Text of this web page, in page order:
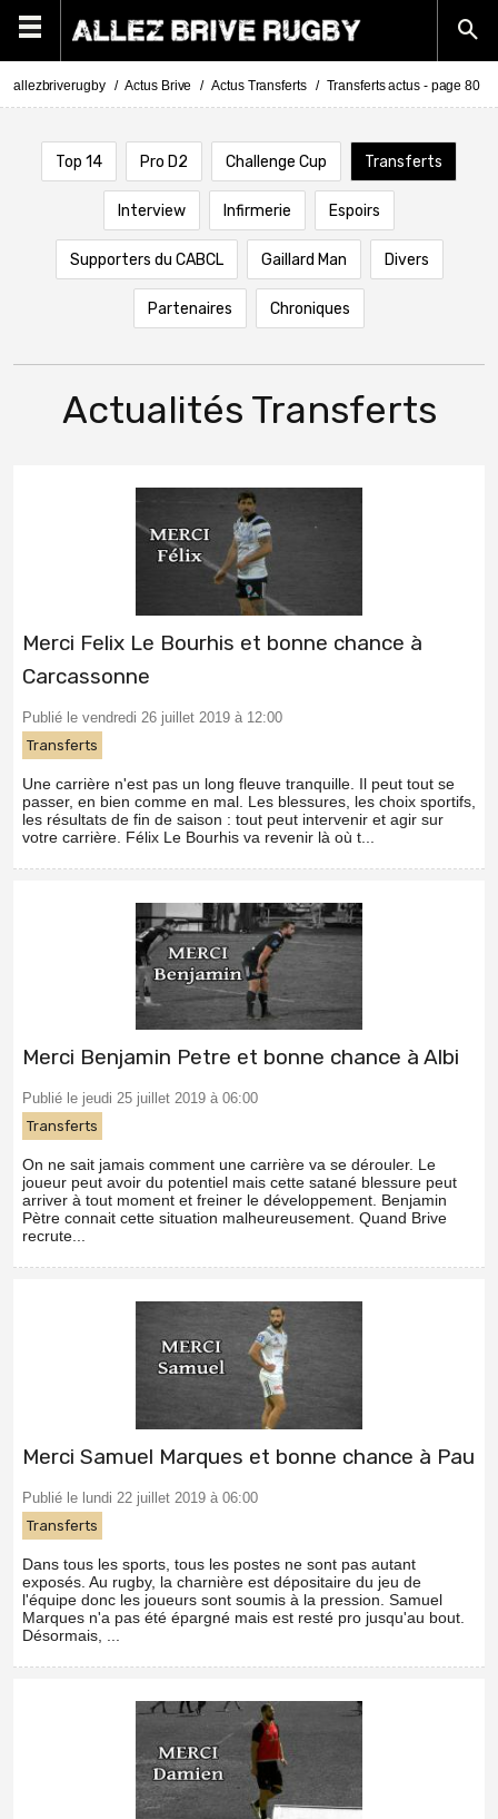
allezbriverugby Actus Brive Actus Transferts Transferts actus - page 80
Top 14 Pro D2 Challenge Cup Transferts
Interview Infirmerie Espoirs
Supporters du CABCL Gaillard Man Divers
Partenaires Chroniques
Actualités Transferts
Merci Felix Le Bourhis et bonne chance à
Carcassonne
Publié le vendredi 26 juillet 2019 à 12:00
Transferts
Une carrière n'est pas un long fleuve tranquille. Il peut tout se
passer, en bien comme en mal. Les blessures, les choix sportifs,
les résultats de fin de saison : tout peut intervenir et agir sur
votre carrière. Félix Le Bourhis va revenir là où t...
Merci Benjamin Petre et bonne chance à Albi
Publié le jeudi 25 juillet 2019 à 06:00
Transferts
On ne sait jamais comment une carrière va se dérouler. Le
joueur peut avoir du potentiel mais cette satané blessure peut
arriver à tout moment et freiner le développement. Benjamin
Pètre connait cette situation malheureusement. Quand Brive
recrute...
Merci Samuel Marques et bonne chance à Pau
Publié le lundi 22 juillet 2019 à 06:00
Transferts
Dans tous les sports, tous les postes ne sont pas autant
exposés. Au rugby, la charnière est dépositaire du jeu de
l'équipe donc les joueurs sont soumis à la pression. Samuel
Marques n'a pas été épargné mais est resté pro jusqu'au bout.
Désormais, ...